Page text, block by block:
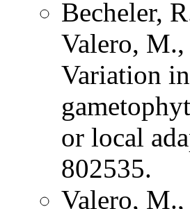
Becheler,
Valero,
Variation
or local
802535.
Valero,